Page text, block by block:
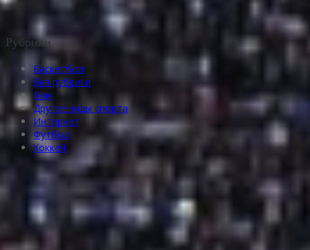
Рубрики
Баскетбол
Без рубрики
Бои
Другие виды спорта
Интернет
Футбол
Хоккей